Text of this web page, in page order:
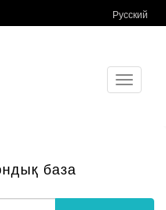
Русский
Toggle
база